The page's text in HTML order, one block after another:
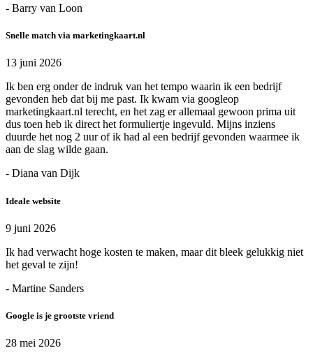
- Barry van Loon
Snelle match via marketingkaart.nl
13 juni 2026
Ik ben erg onder de indruk van het tempo waarin ik een bedrijf
gevonden heb dat bij me past. Ik kwam via googleop
marketingkaart.nl terecht, en het zag er allemaal gewoon prima uit
dus toen heb ik direct het formuliertje ingevuld. Mijns inziens
duurde het nog 2 uur of ik had al een bedrijf gevonden waarmee ik
aan de slag wilde gaan.
- Diana van Dijk
Ideale website
9 juni 2026
Ik had verwacht hoge kosten te maken, maar dit bleek gelukkig niet
het geval te zijn!
- Martine Sanders
Google is je grootste vriend
28 mei 2026